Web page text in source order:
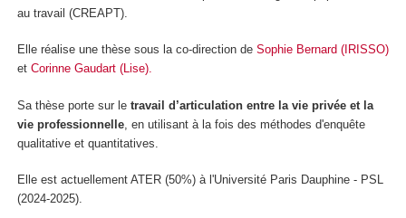
au travail (CREAPT).
Elle réalise une thèse sous la co-direction de Sophie Bernard (IRISSO)
et Corinne Gaudart (Lise).
Sa thèse porte sur le travail d’articulation entre la vie privée et la
vie professionnelle , en utilisant à la fois des méthodes d'enquête
qualitative et quantitatives.
Elle est actuellement ATER (50%) à l'Université Paris Dauphine - PSL
(2024-2025).